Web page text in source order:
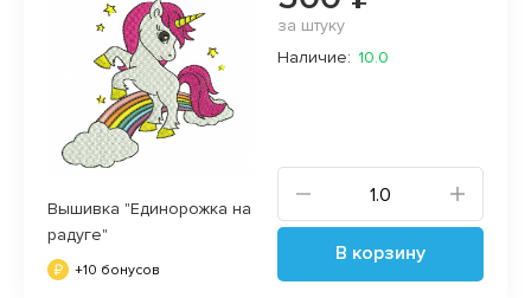
Вышивка "Единорожка на
радуге"
+10 бонусов
за штуку
Наличие: 10.0
В корзину